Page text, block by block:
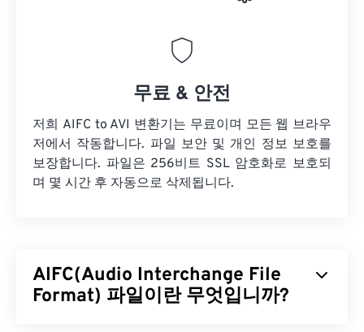
무료 & 안전
저희 AIFC to AVI 변환기는 무료이며 모든 웹 브라우
저에서 작동합니다. 파일 보안 및 개인 정보 보호를
보장합니다. 파일은 256비트 SSL 암호화로 보호되
며 몇 시간 후 자동으로 삭제됩니다.
AIFC(Audio Interchange File
Format) 파일이란 무엇입니까?